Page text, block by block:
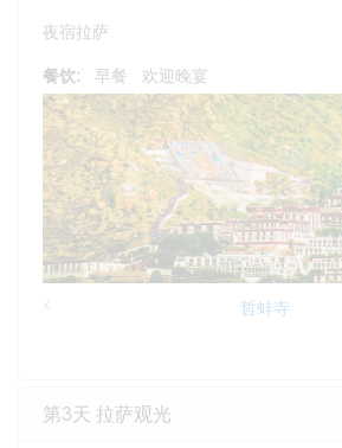
夜宿拉萨
餐饮: 早餐 欢迎晚宴
哲蚌寺
第3天 拉萨观光